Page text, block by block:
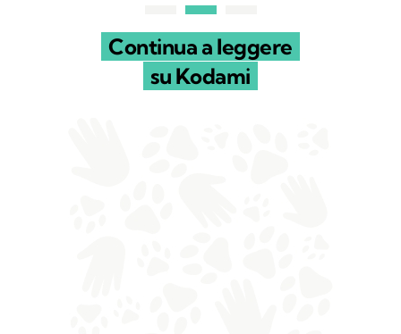
Continua a leggere
su Kodami